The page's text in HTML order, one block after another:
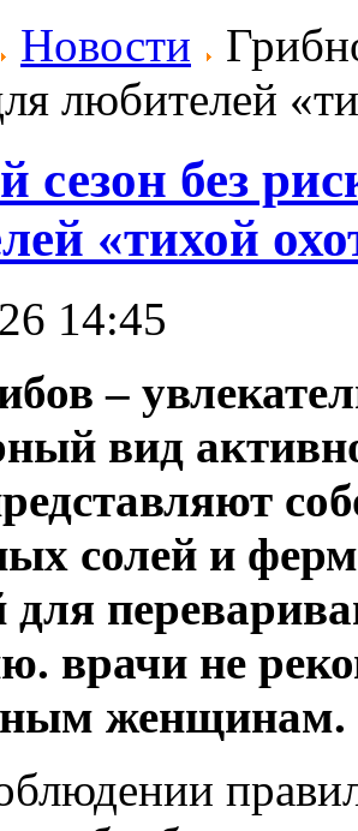
Новости
любителей
сезон без
«тихой
14:45
–
вид
солей и
для
врачи не
женщинам.